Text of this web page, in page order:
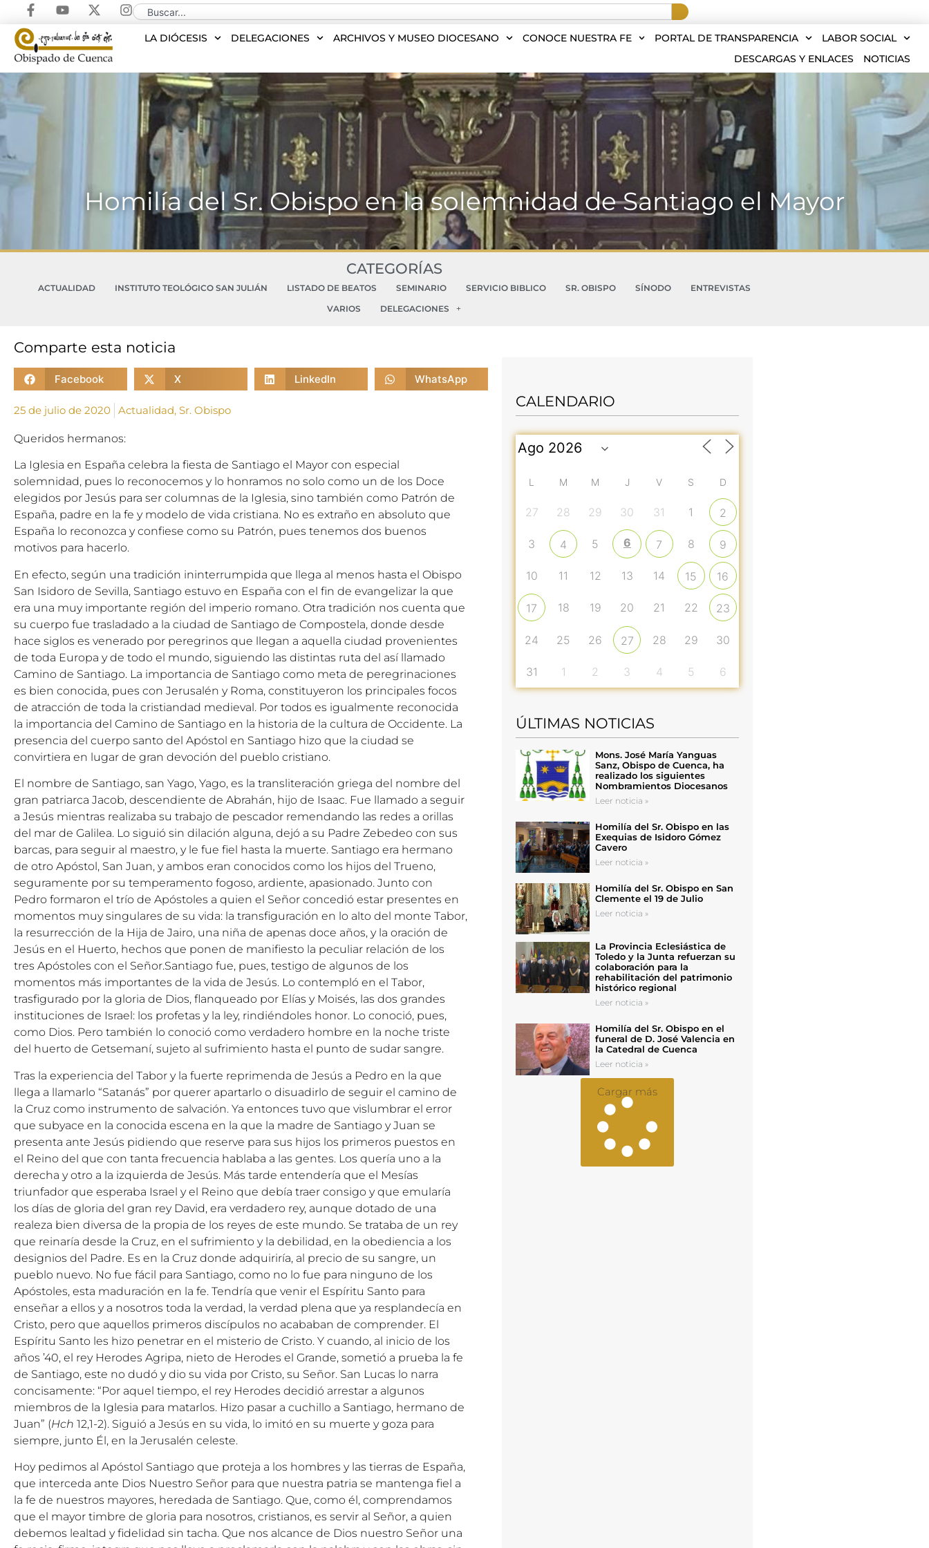
LA DIÓCESIS DELEGACIONES ARCHIVOS Y MUSEO DIOCESANO CONOCE NUESTRA FE PORTAL DE TRANSPARENCIA
LABOR SOCIAL
DESCARGAS Y ENLACES
NOTICIAS
Homilía del Sr. Obispo en la solemnidad de Santiago el Mayor
CATEGORÍAS
ACTUALIDAD INSTITUTO TEOLÓGICO SAN JULIÁN LISTADO DE BEATOS SEMINARIO SERVICIO BIBLICO SR. OBISPO SÍNODO
ENTREVISTAS
VARIOS
DELEGACIONES
Comparte esta noticia
Facebook X LinkedIn WhatsApp
25 de julio de 2020 Actualidad, Sr. Obispo
Queridos hermanos:
La Iglesia en España celebra la fiesta de Santiago el Mayor con especial
solemnidad, pues lo reconocemos y lo honramos no solo como un de los Doce
elegidos por Jesús para ser columnas de la Iglesia, sino también como Patrón de
España, padre en la fe y modelo de vida cristiana. No es extraño en absoluto que
España lo reconozca y confiese como su Patrón, pues tenemos dos buenos
motivos para hacerlo.
En efecto, según una tradición ininterrumpida que llega al menos hasta el Obispo
San Isidoro de Sevilla, Santiago estuvo en España con el fin de evangelizar la que
era una muy importante región del imperio romano. Otra tradición nos cuenta que
su cuerpo fue trasladado a la ciudad de Santiago de Compostela, donde desde
hace siglos es venerado por peregrinos que llegan a aquella ciudad provenientes
de toda Europa y de todo el mundo, siguiendo las distintas ruta del así llamado
Camino de Santiago. La importancia de Santiago como meta de peregrinaciones
es bien conocida, pues con Jerusalén y Roma, constituyeron los principales focos
de atracción de toda la cristiandad medieval. Por todos es igualmente reconocida
la importancia del Camino de Santiago en la historia de la cultura de Occidente. La
presencia del cuerpo santo del Apóstol en Santiago hizo que la ciudad se
convirtiera en lugar de gran devoción del pueblo cristiano.
El nombre de Santiago, san Yago, Yago, es la transliteración griega del nombre del
gran patriarca Jacob, descendiente de Abrahán, hijo de Isaac. Fue llamado a seguir
a Jesús mientras realizaba su trabajo de pescador remendando las redes a orillas
del mar de Galilea. Lo siguió sin dilación alguna, dejó a su Padre Zebedeo con sus
barcas, para seguir al maestro, y le fue fiel hasta la muerte. Santiago era hermano
de otro Apóstol, San Juan, y ambos eran conocidos como los hijos del Trueno,
seguramente por su temperamento fogoso, ardiente, apasionado. Junto con
Pedro formaron el trío de Apóstoles a quien el Señor concedió estar presentes en
momentos muy singulares de su vida: la transfiguración en lo alto del monte Tabor,
la resurrección de la Hija de Jairo, una niña de apenas doce años, y la oración de
Jesús en el Huerto, hechos que ponen de manifiesto la peculiar relación de los
tres Apóstoles con el Señor.Santiago fue, pues, testigo de algunos de los
momentos más importantes de la vida de Jesús. Lo contempló en el Tabor,
trasfigurado por la gloria de Dios, flanqueado por Elías y Moisés, las dos grandes
instituciones de Israel: los profetas y la ley, rindiéndoles honor. Lo conoció, pues,
como Dios. Pero también lo conoció como verdadero hombre en la noche triste
del huerto de Getsemaní, sujeto al sufrimiento hasta el punto de sudar sangre.
Tras la experiencia del Tabor y la fuerte reprimenda de Jesús a Pedro en la que
llega a llamarlo “Satanás” por querer apartarlo o disuadirlo de seguir el camino de
la Cruz como instrumento de salvación. Ya entonces tuvo que vislumbrar el error
que subyace en la conocida escena en la que la madre de Santiago y Juan se
presenta ante Jesús pidiendo que reserve para sus hijos los primeros puestos en
el Reino del que con tanta frecuencia hablaba a las gentes. Los quería uno a la
derecha y otro a la izquierda de Jesús. Más tarde entendería que el Mesías
triunfador que esperaba Israel y el Reino que debía traer consigo y que emularía
los días de gloria del gran rey David, era verdadero rey, aunque dotado de una
realeza bien diversa de la propia de los reyes de este mundo. Se trataba de un rey
que reinaría desde la Cruz, en el sufrimiento y la debilidad, en la obediencia a los
designios del Padre. Es en la Cruz donde adquiriría, al precio de su sangre, un
pueblo nuevo. No fue fácil para Santiago, como no lo fue para ninguno de los
Apóstoles, esta maduración en la fe. Tendría que venir el Espíritu Santo para
enseñar a ellos y a nosotros toda la verdad, la verdad plena que ya resplandecía en
Cristo, pero que aquellos primeros discípulos no acababan de comprender. El
Espíritu Santo les hizo penetrar en el misterio de Cristo. Y cuando, al inicio de los
años ’40, el rey Herodes Agripa, nieto de Herodes el Grande, sometió a prueba la fe
de Santiago, este no dudó y dio su vida por Cristo, su Señor. San Lucas lo narra
concisamente: “Por aquel tiempo, el rey Herodes decidió arrestar a algunos
miembros de la Iglesia para matarlos. Hizo pasar a cuchillo a Santiago, hermano de
Juan” (Hch 12,1-2). Siguió a Jesús en su vida, lo imitó en su muerte y goza para
siempre, junto Él, en la Jerusalén celeste.
Hoy pedimos al Apóstol Santiago que proteja a los hombres y las tierras de España,
que interceda ante Dios Nuestro Señor para que nuestra patria se mantenga fiel a
la fe de nuestros mayores, heredada de Santiago. Que, como él, comprendamos
que el mayor timbre de gloria para nosotros, cristianos, es servir al Señor, a quien
debemos lealtad y fidelidad sin tacha. Que nos alcance de Dios nuestro Señor una
CALENDARIO
L M M J V S D
27 28 29 30 31 1 2
3 4 5 6 7 8 9
10 11 12 13 14 15 16
17 18 19 20 21 22 23
24 25 26 27 28 29 30
31 1 2 3 4 5 6
ÚLTIMAS NOTICIAS
Mons. José María Yanguas
Sanz, Obispo de Cuenca, ha
realizado los siguientes
Nombramientos Diocesanos
Leer noticia »
Homilía del Sr. Obispo en las
Exequias de Isidoro Gómez
Cavero
Leer noticia »
Homilía del Sr. Obispo en San
Clemente el 19 de Julio
Leer noticia »
La Provincia Eclesiástica de
Toledo y la Junta refuerzan su
colaboración para la
rehabilitación del patrimonio
histórico regional
Leer noticia »
Homilía del Sr. Obispo en el
funeral de D. José Valencia en
la Catedral de Cuenca
Leer noticia »
Cargar más